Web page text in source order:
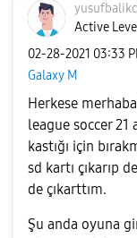
Active
‎02-28-2021 03:33
Galaxy M
Herkese
league soccer
kastığı için
sd kartı çıkarıp
de çıkarttım.
Şu anda oyuna